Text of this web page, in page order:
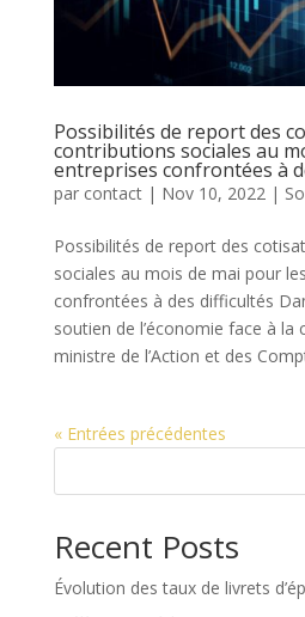
Possibilités de report des
contributions sociales au
entreprises confrontées à
par contact| Nov 10, 2022|
Possibilités de report des
sociales au mois de mai pour
confrontées à des difficultés
soutien de l’économie face à la
ministre de l’Action et des
« Entrées précédentes
Recent Posts
Évolution des taux de livrets